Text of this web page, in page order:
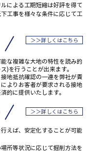
による工期短縮は好評を得て
工事を様々な条件に応じて工
＞＞詳しくはこちら
な複雑な大地の特性を読み的
)を行うことが出来ます。
地抵抗確認の一連を弊社が責
よりお客者が要求される接地
的に提供いたします。
＞＞詳しくはこちら
えば、安定化することが可能
所等状況に応じて掘削方法を